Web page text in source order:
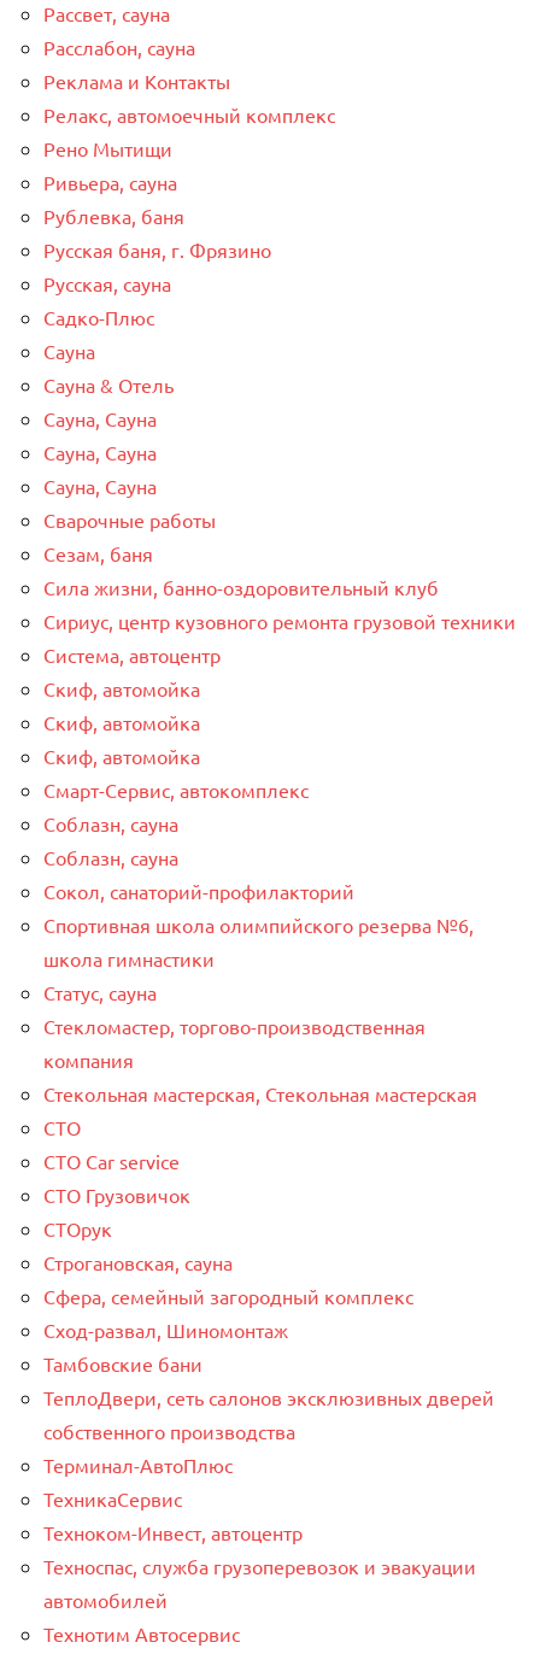
Рассвет, сауна
Расслабон, сауна
Реклама и Контакты
Релакс, автомоечный комплекс
Рено Мытищи
Ривьера, сауна
Рублевка, баня
Русская баня, г. Фрязино
Русская, сауна
Садко-Плюс
Сауна
Сауна & Отель
Сауна, Сауна
Сауна, Сауна
Сауна, Сауна
Сварочные работы
Сезам, баня
Сила жизни, банно-оздоровительный клуб
Сириус, центр кузовного ремонта грузовой техники
Система, автоцентр
Скиф, автомойка
Скиф, автомойка
Скиф, автомойка
Смарт-Сервис, автокомплекс
Соблазн, сауна
Соблазн, сауна
Сокол, санаторий-профилакторий
Спортивная школа олимпийского резерва №6,
школа гимнастики
Статус, сауна
Стекломастер, торгово-производственная
компания
Стекольная мастерская, Стекольная мастерская
СТО
СТО Car service
СТО Грузовичок
СТОрук
Строгановская, сауна
Сфера, семейный загородный комплекс
Сход-развал, Шиномонтаж
Тамбовские бани
ТеплоДвери, сеть салонов эксклюзивных дверей
собственного производства
Терминал-АвтоПлюс
ТехникаСервис
Техноком-Инвест, автоцентр
Техноспас, служба грузоперевозок и эвакуации
автомобилей
Технотим Автосервис